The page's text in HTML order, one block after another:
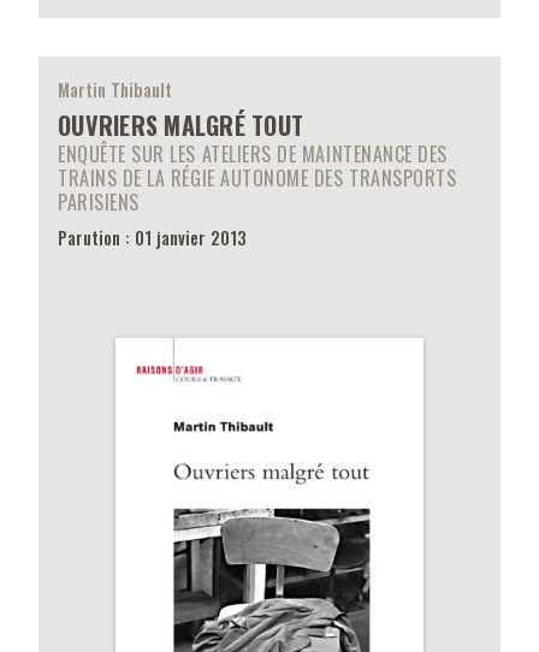
Martin Thibault
OUVRIERS MALGRÉ TOUT
ENQUÊTE SUR LES ATELIERS DE MAINTENANCE DES
TRAINS DE LA RÉGIE AUTONOME DES TRANSPORTS
PARISIENS
Parution : 01 janvier 2013